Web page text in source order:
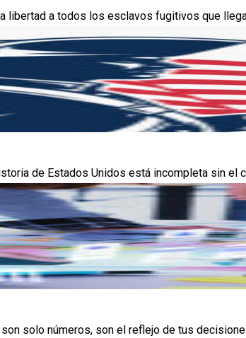
libertad a todos los esclavos fugitivos que
de Estados Unidos está incompleta sin el
solo números, son el reflejo de tus